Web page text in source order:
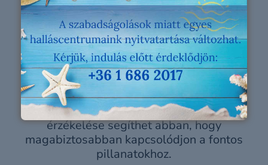
Rendkívüli hangminőség
Az Oticon Zeal prémium hangminőséget
biztosít, hogy könnyebben követhesse a
beszélgetéseket még összetettebb hallási
környezetben is. A tisztább
beszédérthetőség, a kiegyensúlyozott
hangzás és a környezet természetesebb
érzékelése segíthet abban, hogy
magabiztosabban kapcsolódjon a fontos
pillanatokhoz.